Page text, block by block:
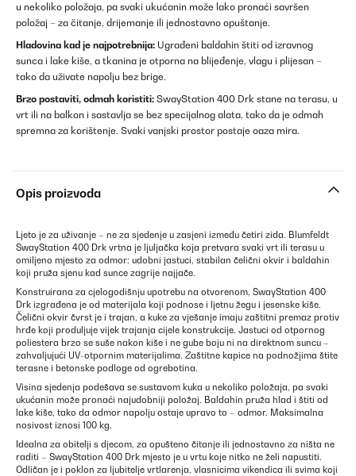
u nekoliko položaja, pa svaki ukućanin može lako pronaći savršen
položaj – za čitanje, drijemanje ili jednostavno opuštanje.
Hladovina kad je najpotrebnija: Ugrađeni baldahin štiti od izravnog
sunca i lake kiše, a tkanina je otporna na blijeđenje, vlagu i plijesan –
tako da uživate napolju bez brige.
Brzo postaviti, odmah koristiti: SwayStation 400 Drk stane na terasu, u
vrt ili na balkon i sastavlja se bez specijalnog alata, tako da je odmah
spremna za korištenje. Svaki vanjski prostor postaje oaza mira.
Opis proizvoda
Ljeto je za uživanje – ne za sjedenje u zasjeni između četiri zida. Blumfeldt
SwayStation 400 Drk vrtna je ljuljačka koja pretvara svaki vrt ili terasu u
omiljeno mjesto za odmor: udobni jastuci, stabilan čelični okvir i baldahin
koji pruža sjenu kad sunce zagrije najjače.
Konstruirana za cjelogodišnju upotrebu na otvorenom, SwayStation 400
Drk izgrađena je od materijala koji podnose i ljetnu žegu i jesenske kiše.
Čelični okvir čvrst je i trajan, a kuke za vješanje imaju zaštitni premaz protiv
hrđe koji produljuje vijek trajanja cijele konstrukcije. Jastuci od otpornog
poliestera brzo se suše nakon kiše i ne gube boju ni na direktnom suncu –
zahvaljujući UV-otpornim materijalima. Zaštitne kapice na podnožjima štite
terasne i betonske podloge od ogrebotina.
Visina sjedenja podešava se sustavom kuka u nekoliko položaja, pa svaki
ukućanin može pronaći najudobniji položaj. Baldahin pruža hlad i štiti od
lake kiše, tako da odmor napolju ostaje upravo to – odmor. Maksimalna
nosivost iznosi 100 kg.
Idealna za obitelji s djecom, za opušteno čitanje ili jednostavno za ništa ne
raditi – SwayStation 400 Drk mjesto je u vrtu koje nitko ne želi napustiti.
Odličan je i poklon za ljubitelje vrtlarenja, vlasnicima vikendica ili svima koji